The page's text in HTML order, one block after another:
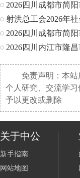
射洪总工会2026年
免责声明：本
个人研究、交流学
予以更改或删除
关于中公
新手指南
网站地图